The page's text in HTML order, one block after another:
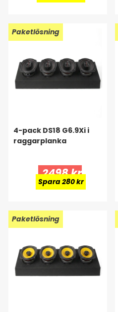
Paketlösning
4-pack DS18 G6.9Xi i
raggarplanka
2498 kr
Spara 280 kr
Paketlösning